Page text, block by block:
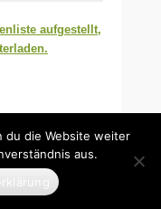
aufgestellt,
,Berichte
du die Website weiter
aus.